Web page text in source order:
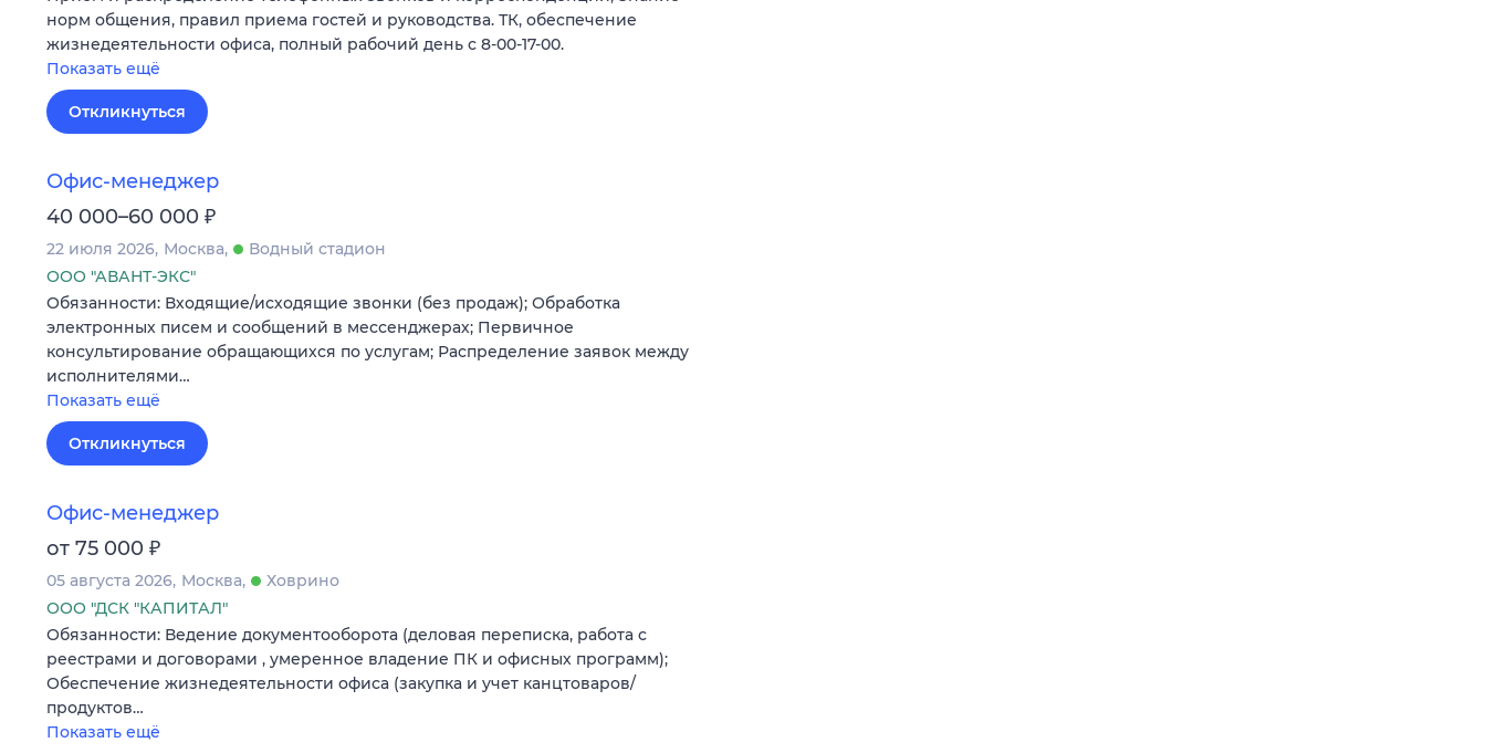
норм общения, правил приема гостей и руководства. ТК, обеспечение
жизнедеятельности офиса, полный рабочий день с 8-00-17-00.
Показать ещё
Откликнуться
Офис-менеджер
40 000–60 000 ₽
22 июля 2026 Москва
Водный стадион
ООО "АВАНТ-ЭКС"
Обязанности: Входящие/исходящие звонки (без продаж); Обработка
электронных писем и сообщений в мессенджерах; Первичное
консультирование обращающихся по услугам; Распределение заявок между
исполнителями…
Показать ещё
Откликнуться
Офис-менеджер
от 75 000 ₽
05 августа 2026 Москва
Ховрино
ООО "ДСК "КАПИТАЛ"
Обязанности: Ведение документооборота (деловая переписка, работа с
реестрами и договорами , умеренное владение ПК и офисных программ);
Обеспечение жизнедеятельности офиса (закупка и учет канцтоваров/
продуктов…
Показать ещё